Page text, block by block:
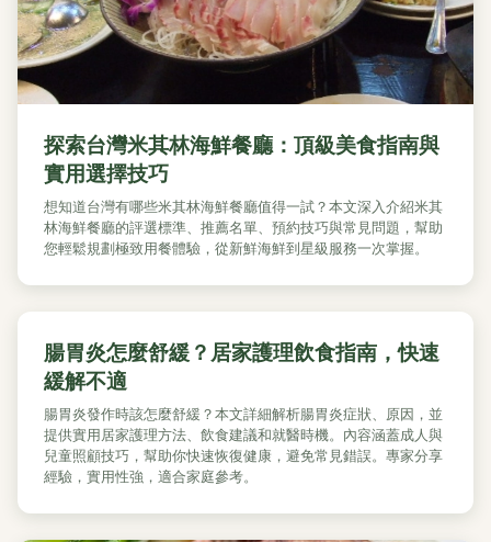
探索台灣米其林海鮮餐廳：頂級美食指南與
實用選擇技巧
想知道台灣有哪些米其林海鮮餐廳值得一試？本文深入介紹米其
林海鮮餐廳的評選標準、推薦名單、預約技巧與常見問題，幫助
您輕鬆規劃極致用餐體驗，從新鮮海鮮到星級服務一次掌握。
腸胃炎怎麼舒緩？居家護理飲食指南，快速
緩解不適
腸胃炎發作時該怎麼舒緩？本文詳細解析腸胃炎症狀、原因，並
提供實用居家護理方法、飲食建議和就醫時機。內容涵蓋成人與
兒童照顧技巧，幫助你快速恢復健康，避免常見錯誤。專家分享
經驗，實用性強，適合家庭參考。